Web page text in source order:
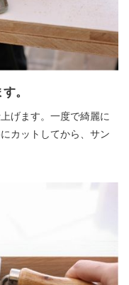
。
げます。一度で綺麗に
カットしてから、サン